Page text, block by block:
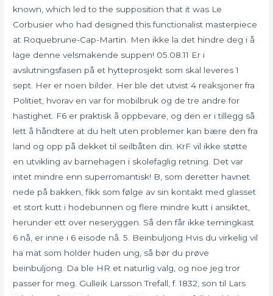
known, which led to the supposition that it was Le
Corbusier who had designed this functionalist masterpiece
at Roquebrune-Cap-Martin. Men ikke la det hindre deg i å
lage denne velsmakende suppen! 05.08.11 Er i
avslutningsfasen på et hytteprosjekt som skal leveres 1
sept. Her er noen bilder. Her ble det utvist 4 reaksjoner fra
Politiet, hvorav en var for mobilbruk og de tre andre for
hastighet. F6 er praktisk å oppbevare, og den er i tillegg så
lett å håndtere at du helt uten problemer kan bære den fra
land og opp på dekket til seilbåten din. KrF vil ikke støtte
en utvikling av barnehagen i skolefaglig retning. Det var
intet mindre enn superromantisk! B, som deretter havnet
nede på bakken, fikk som følge av sin kontakt med glasset
et stort kutt i hodebunnen og flere mindre kutt i ansiktet,
herunder ett over neseryggen. Så den får ikke terningkast
6 nå, er inne i 6 eisode nå. 5. Beinbuljong Hvis du virkelig vil
ha mat som holder huden ung, så bør du prøve
beinbuljong. Da ble HR et naturlig valg, og noe jeg tror
passer for meg. Gulleik Larsson Trefall, f. 1832, son til Lars